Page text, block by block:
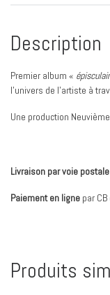
Description
Premier album «
l’univers de l’artiste à
Une production
Livraison par voie
Paiement en ligne par
Produits